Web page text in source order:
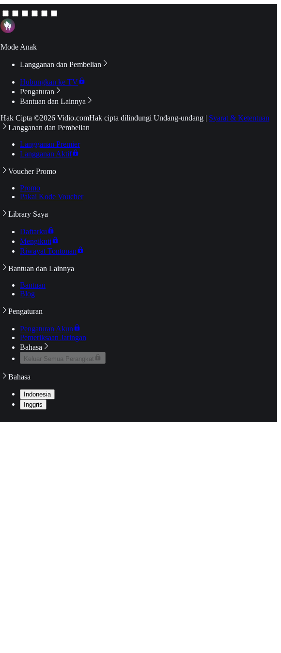
Mode Anak
Langganan dan Pembelian
Hubungkan ke TV
Pengaturan
Bantuan dan Lainnya
Hak Cipta ©2026 Vidio.comHak cipta dilindungi Undang-undang | Syarat & Ketentuan
Langganan dan Pembelian
Langganan Premier
Langganan Aktif
Voucher Promo
Promo
Pakai Kode Voucher
Library Saya
Daftarku
Mengikuti
Riwayat Tontonan
Bantuan dan Lainnya
Bantuan
Blog
Pengaturan
Pengaturan Akun
Pemeriksaan Jaringan
Bahasa
Keluar Semua Perangkat
Bahasa
Indonesia
Inggris